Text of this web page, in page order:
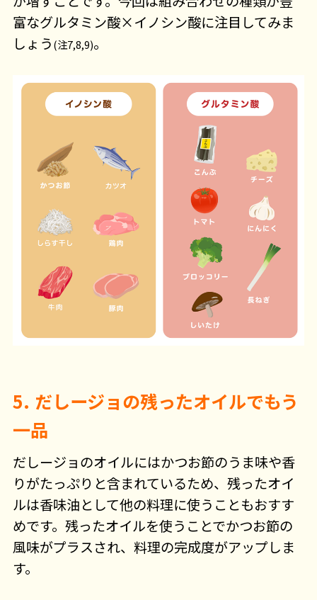
富なグルタミン酸×イノシン酸に注目してみま
しょう(注7,8,9)。
5. だしージョの残ったオイルでもう
一品
だしージョのオイルにはかつお節のうま味や香
りがたっぷりと含まれているため、残ったオイ
ルは香味油として他の料理に使うこともおすす
めです。残ったオイルを使うことでかつお節の
風味がプラスされ、料理の完成度がアップしま
す。